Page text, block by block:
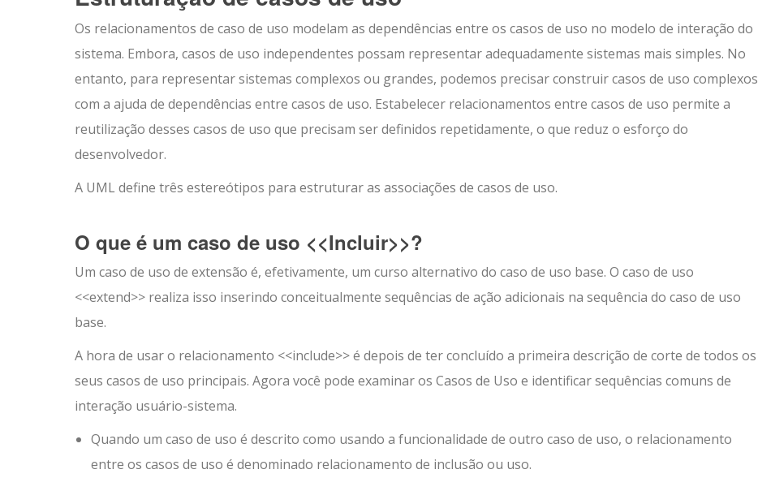
Os relacionamentos de caso de uso modelam as dependências entre os casos de uso no modelo de interação do
sistema. Embora, casos de uso independentes possam representar adequadamente sistemas mais simples. No
entanto, para representar sistemas complexos ou grandes, podemos precisar construir casos de uso complexos
com a ajuda de dependências entre casos de uso. Estabelecer relacionamentos entre casos de uso permite a
reutilização desses casos de uso que precisam ser definidos repetidamente, o que reduz o esforço do
desenvolvedor.
A UML define três estereótipos para estruturar as associações de casos de uso.
O que é um caso de uso <<Incluir>>?
Um caso de uso de extensão é, efetivamente, um curso alternativo do caso de uso base. O caso de uso
<<extend>> realiza isso inserindo conceitualmente sequências de ação adicionais na sequência do caso de uso
base.
A hora de usar o relacionamento <<include>> é depois de ter concluído a primeira descrição de corte de todos os
seus casos de uso principais. Agora você pode examinar os Casos de Uso e identificar sequências comuns de
interação usuário-sistema.
Quando um caso de uso é descrito como usando a funcionalidade de outro caso de uso, o relacionamento
entre os casos de uso é denominado relacionamento de inclusão ou uso.